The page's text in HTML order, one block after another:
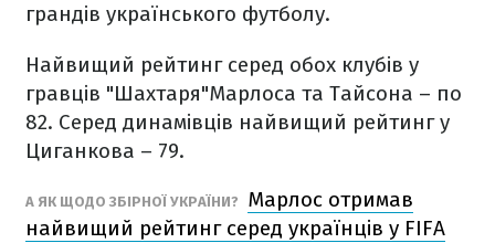
грандів українського футболу.
Найвищий рейтинг серед обох клубів у
гравців "Шахтаря"Марлоса та Тайсона – по
82. Серед динамівців найвищий рейтинг у
Циганкова – 79.
А ЯК ЩОДО ЗБІРНОЇ УКРАЇНИ?
Марлос отримав
найвищий рейтинг серед українців у FIFA